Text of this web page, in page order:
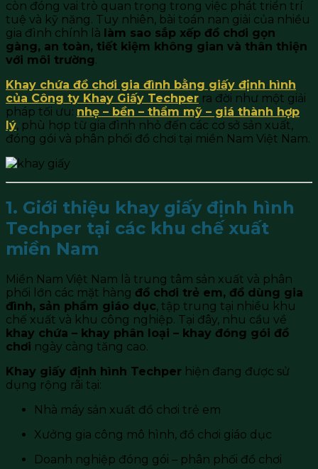
còn đóng vai trò quan trọng trong việc phát triển trí
tuệ và kỹ năng. Tuy nhiên, bài toán nan giải của nhiều
gia đình chính là làm sao sắp xếp đồ chơi gọn
gàng, an toàn, tiết kiệm không gian và thân thiện
với môi trường.
Khay chứa đồ chơi gia đình bằng giấy định hình
của Công ty Khay Giấy Techper ra đời như một giải
pháp tối ưu: nhẹ – bền – thẩm mỹ – giá thành hợp
lý, phù hợp từ gia đình nhỏ đến các cơ sở sản xuất,
đóng gói và phân phối đồ chơi tại miền Nam Việt Nam.
1. Giới thiệu khay giấy định hình
Techper tại các khu chế xuất
miền Nam
Miền Nam Việt Nam là trung tâm sản xuất và phân
phối lớn các mặt hàng đồ chơi trẻ em, đồ dùng gia
đình, sản phẩm giáo dục, tập trung tại nhiều khu
chế xuất và khu công nghiệp. Tại đây, nhu cầu về
khay chứa – khay phân loại – khay đóng gói đồ
chơi ngày càng tăng cao.
Khay giấy định hình Techper hiện đang được sử
dụng rộng rãi tại:
Nhà máy sản xuất đồ chơi trẻ em
Xưởng gia công mô hình, đồ chơi giáo dục
Doanh nghiệp đóng gói – phân phối đồ chơi